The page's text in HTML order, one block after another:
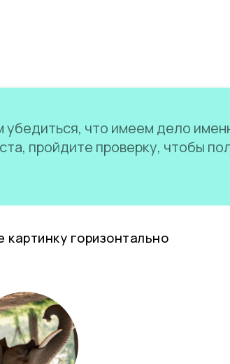
что имеем дело
пройдите проверку, чтобы
картинку горизонтально